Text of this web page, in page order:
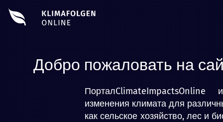
Добро пожаловать на
ПорталClimateImpactsOnline
изменения климата для
как сельское хозяйство, лес и